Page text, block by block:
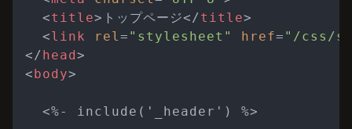
<title> トップページ</title>
<link rel= "stylesheet" href= "/css/
</head>
<body>
  <%- include('_header') %>